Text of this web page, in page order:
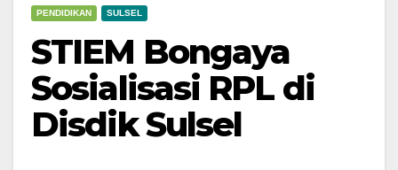
PENDIDIKAN SULSEL
STIEM Bongaya
Sosialisasi RPL di
Disdik Sulsel